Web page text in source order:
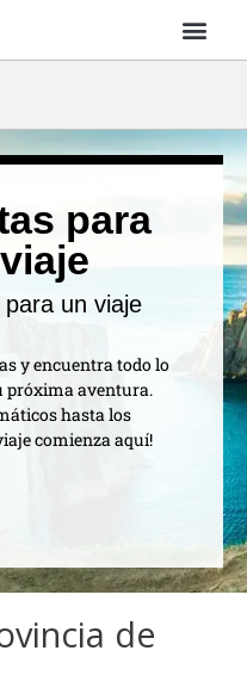
para
un viaje
y encuentra todo lo
próxima aventura.
hasta los
comienza aquí!
de